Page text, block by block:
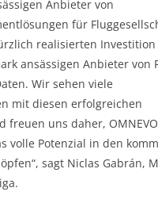
Anbieter von
für
realisierten
ansässigen Anbieter von
Wir sehen viele
mit diesen erfolgreichen
freuen uns daher,
volle Potenzial in den
sagt Niclas Gabrán,